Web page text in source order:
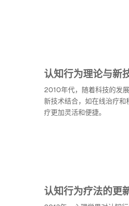
认知行为理论与新
2010年代，随着科技的发
新技术结合，如在线治疗和
疗更加灵活和便捷。
认知行为疗法的更